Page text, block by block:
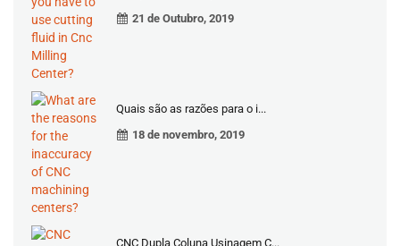
21 de Outubro, 2019
Quais são as razões para o i...
18 de novembro, 2019
CNC Dupla Coluna Usinagem C...